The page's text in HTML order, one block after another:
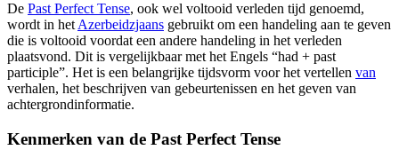
De Past Perfect Tense, ook wel voltooid verleden tijd genoemd,
wordt in hetAzerbeidzjaans gebruikt om een handeling aan te geven
die is voltooid voordat een andere handeling in het verleden
plaatsvond. Dit is vergelijkbaar met het Engels “had + past
participle”. Het is een belangrijke tijdsvorm voor het vertellen van
verhalen, het beschrijven van gebeurtenissen en het geven van
achtergrondinformatie.
Kenmerken van de Past Perfect Tense